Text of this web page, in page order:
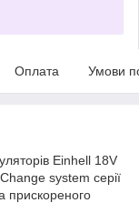
Оплата Умови
Einhell 18V
system серії
прискореного